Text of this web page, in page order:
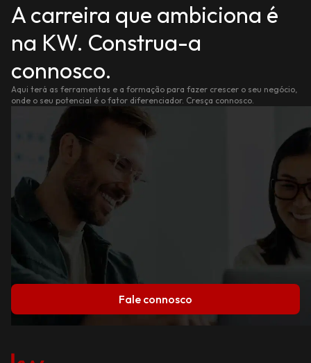
A carreira que ambiciona é
na KW. Construa-a
connosco.
Aqui terá as ferramentas e a formação para fazer crescer o seu negócio,
onde o seu potencial é o fator diferenciador. Cresça connosco.
Fale connosco